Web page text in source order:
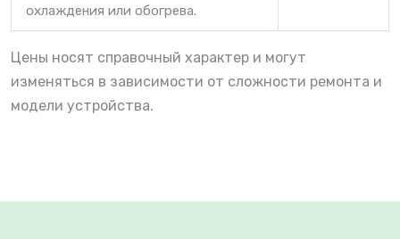
охлаждения или обогрева.
Цены носят справочный характер и могут
изменяться в зависимости от сложности ремонта и
модели устройства.